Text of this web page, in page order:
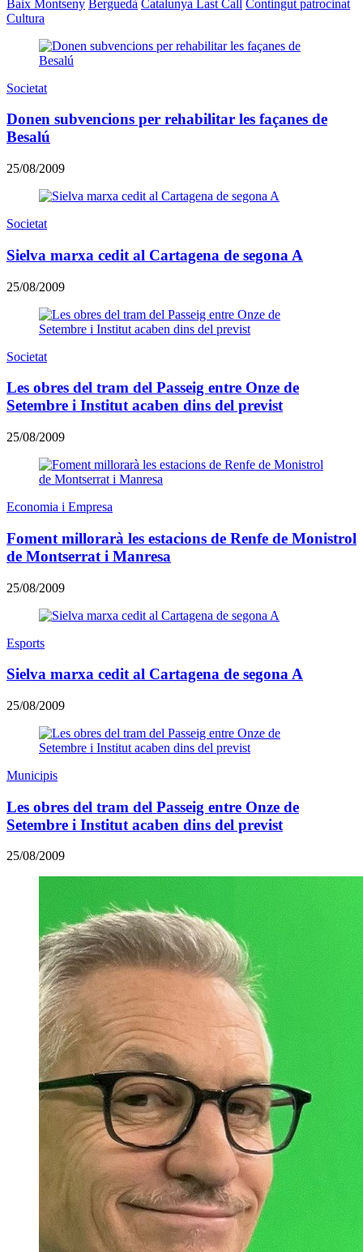
Baix Montseny Berguedà Catalunya Last Call Contingut patrocinat
Cultura
Societat
Donen subvencions per rehabilitar les façanes de
Besalú
25/08/2009
Societat
Sielva marxa cedit al Cartagena de segona A
25/08/2009
Societat
Les obres del tram del Passeig entre Onze de
Setembre i Institut acaben dins del previst
25/08/2009
Economia i Empresa
Foment millorarà les estacions de Renfe de Monistrol
de Montserrat i Manresa
25/08/2009
Esports
Sielva marxa cedit al Cartagena de segona A
25/08/2009
Municipis
Les obres del tram del Passeig entre Onze de
Setembre i Institut acaben dins del previst
25/08/2009